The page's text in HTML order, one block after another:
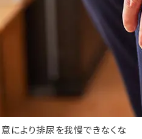
により排尿を我慢できなくな